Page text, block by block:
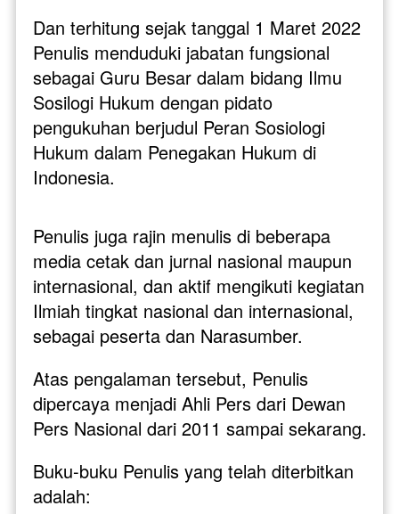
Dan terhitung sejak tanggal 1 Maret 2022
Penulis menduduki jabatan fungsional
sebagai Guru Besar dalam bidang Ilmu
Sosilogi Hukum dengan pidato
pengukuhan berjudul Peran Sosiologi
Hukum dalam Penegakan Hukum di
Indonesia.
Penulis juga rajin menulis di beberapa
media cetak dan jurnal nasional maupun
internasional, dan aktif mengikuti kegiatan
Ilmiah tingkat nasional dan internasional,
sebagai peserta dan Narasumber.
Atas pengalaman tersebut, Penulis
dipercaya menjadi Ahli Pers dari Dewan
Buku-buku Penulis yang telah diterbitkan
adalah: